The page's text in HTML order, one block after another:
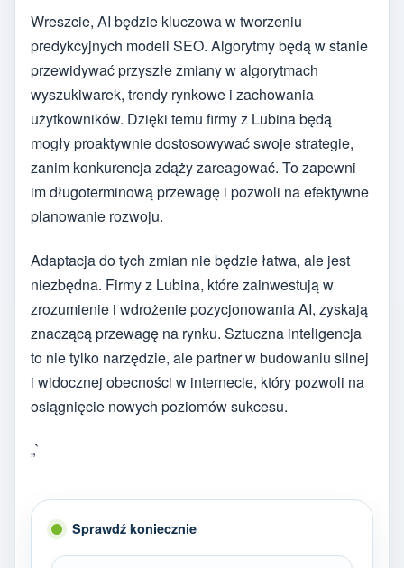
Wreszcie, AI będzie kluczowa w tworzeniu
predykcyjnych modeli SEO. Algorytmy będą w stanie
przewidywać przyszłe zmiany w algorytmach
wyszukiwarek, trendy rynkowe i zachowania
użytkowników. Dzięki temu firmy z Lubina będą
mogły proaktywnie dostosowywać swoje strategie,
zanim konkurencja zdąży zareagować. To zapewni
im długoterminową przewagę i pozwoli na efektywne
planowanie rozwoju.
Adaptacja do tych zmian nie będzie łatwa, ale jest
niezbędna. Firmy z Lubina, które zainwestują w
zrozumienie i wdrożenie pozycjonowania AI, zyskają
znaczącą przewagę na rynku. Sztuczna inteligencja
to nie tylko narzędzie, ale partner w budowaniu silnej
i widocznej obecności w internecie, który pozwoli na
osiągnięcie nowych poziomów sukcesu.
„`
Sprawdź koniecznie